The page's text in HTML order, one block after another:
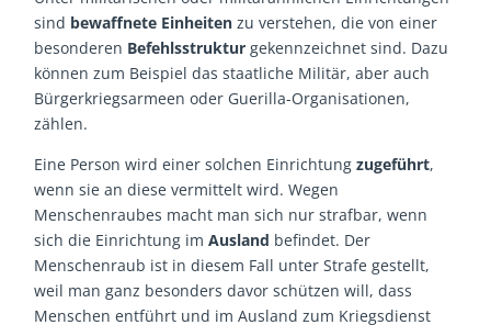
sind bewaffnete Einheiten zu verstehen, die von einer
besonderen Befehlsstruktur gekennzeichnet sind. Dazu
können zum Beispiel das staatliche Militär, aber auch
Bürgerkriegsarmeen oder Guerilla-Organisationen,
zählen.
Eine Person wird einer solchen Einrichtung zugeführt,
wenn sie an diese vermittelt wird. Wegen
Menschenraubes macht man sich nur strafbar, wenn
sich die Einrichtung imAusland befindet. Der
Menschenraub ist in diesem Fall unter Strafe gestellt,
weil man ganz besonders davor schützen will, dass
Menschen entführt und im Ausland zum Kriegsdienst